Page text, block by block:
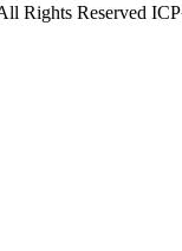
Rights Reserved